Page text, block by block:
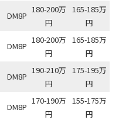
DM8P
180-200万
円
165-185万
円
DM8P
180-200万
円
165-185万
円
DM8P
190-210万
円
175-195万
円
DM8P
170-190万
円
155-175万
円